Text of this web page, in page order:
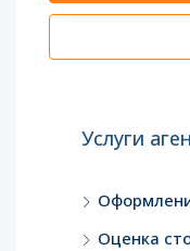
Услуги
Оценка